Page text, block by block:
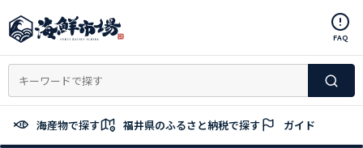
ン
ン
へ
FAQ
海産物で探す 福井県のふるさと納税で探す ガイド